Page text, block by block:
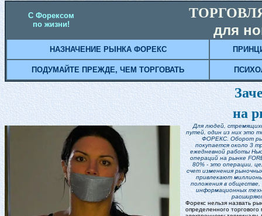
С Форексом
по жизни!
для
НАЗНАЧЕНИЕ РЫНКА ФОРЕКС
ПОДУМАЙТЕ ПРЕЖДЕ, ЧЕМ ТОРГОВАТЬ
на
Для людей,
путей, один из них это
ФОРЕКС. Оборот
покупается около 3
ежедневной работы
операций на рынке
80% - это операции,
счет изменения
привлекают
положения в
информационных
Форекс нельзя назвать
определенного